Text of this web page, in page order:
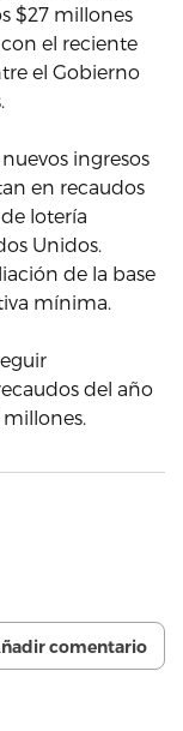
$27 millones
el reciente
el Gobierno
ingresos
en recaudos
lotería
Unidos.
de la base
mínima.
del año
comentario